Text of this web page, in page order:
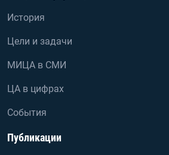
История
Цели и задачи
МИЦА в СМИ
ЦА в цифрах
События
Публикации